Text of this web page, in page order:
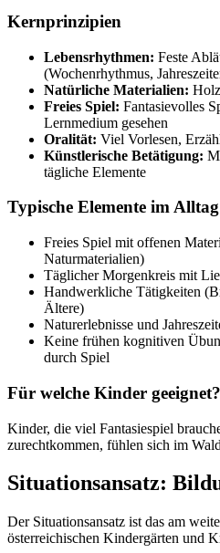
Kernprinzipien
Lebensrhythmen: Feste
(Wochenrhythmus,
Natürliche Materialien:
Freies Spiel: Fantasievolles
Lernmedium gesehen
Oralität: Viel Vorlesen,
Künstlerische Betätigung:
tägliche Elemente
Typische Elemente im Alltag
Freies Spiel mit offenen
Naturmaterialien)
Täglicher Morgenkreis mit
Handwerkliche Tätigkeiten
Ältere)
Naturerlebnisse und
Keine frühen kognitiven
durch Spiel
Für welche Kinder geeignet?
Kinder, die viel Fantasiespiel
zurechtkommen, fühlen sich im
Situationsansatz:
Der Situationsansatz ist das am
österreichischen Kindergärten und